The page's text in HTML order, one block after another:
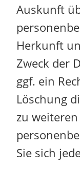
Auskunft
Herkunft
Zweck der
ggf. ein
Löschung
zu
Sie sich